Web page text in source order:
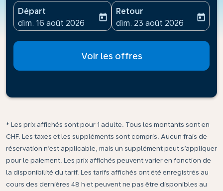
Départ
fc-booking-departure-date-aria-label
dim. 16 août 2026
today
Retour
fc-booking-return-date-
dim. 23 août 2026
today
Voir les offres
* Les prix affichés sont pour 1 adulte. Tous les montants sont en
CHF. Les taxes et les suppléments sont compris. Aucun frais de
réservation n’est applicable, mais un supplément peut s’appliquer
pour le paiement. Les prix affichés peuvent varier en fonction de
la disponibilité du tarif. Les tarifs affichés ont été enregistrés au
cours des dernières 48 h et peuvent ne pas être disponibles au